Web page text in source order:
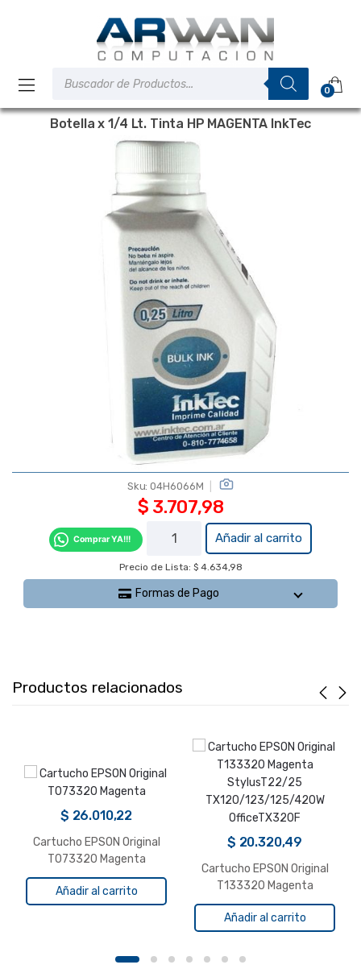
0
Botella x 1/4 Lt. Tinta HP MAGENTA InkTec
Sku:04H6066M
$ 3.707,98
Comprar YA!!!
Botella x
Tinta HP
MAGENTA
InkTec
Añadir al carrito
Precio de Lista: $ 4.634,98
Formas de Pago
Productos relacionados
$ 26.010,22
Cartucho EPSON Original
T073320 Magenta
Añadir al carrito
$ 20.320,49
Cartucho EPSON Original
T133320 Magenta
StylusT22/25
TX120/123/125/420W
OfficeTX320F
Añadir al carrito